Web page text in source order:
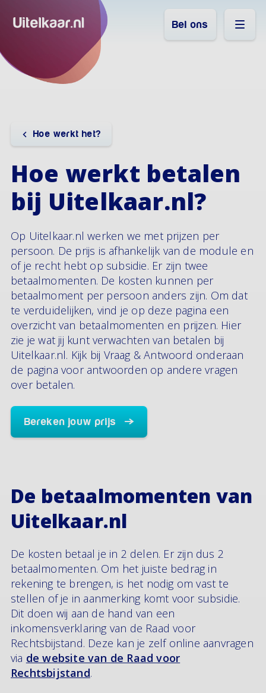
Bel ons
Hoe werkt het?
Hoe werkt betalen
bij Uitelkaar.nl?
Op Uitelkaar.nl werken we met prijzen per
persoon. De prijs is afhankelijk van de module en
of je recht hebt op subsidie. Er zijn twee
betaalmomenten. De kosten kunnen per
betaalmoment per persoon anders zijn. Om dat
te verduidelijken, vind je op deze pagina een
overzicht van betaalmomenten en prijzen. Hier
zie je wat jij kunt verwachten van betalen bij
Uitelkaar.nl. Kijk bij Vraag & Antwoord onderaan
de pagina voor antwoorden op andere vragen
over betalen.
Bereken jouw prijs
De betaalmomenten van
Uitelkaar.nl
De kosten betaal je in 2 delen. Er zijn dus 2
betaalmomenten. Om het juiste bedrag in
rekening te brengen, is het nodig om vast te
stellen of je in aanmerking komt voor subsidie.
Dit doen wij aan de hand van een
inkomensverklaring van de Raad voor
Rechtsbijstand. Deze kan je zelf online aanvragen
via de website van de Raad voor
Rechtsbijstand.